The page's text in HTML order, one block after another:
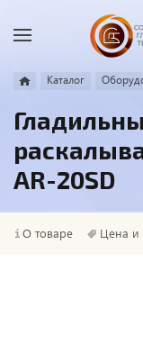
Каталог
AR-20SD
О товаре Цена и